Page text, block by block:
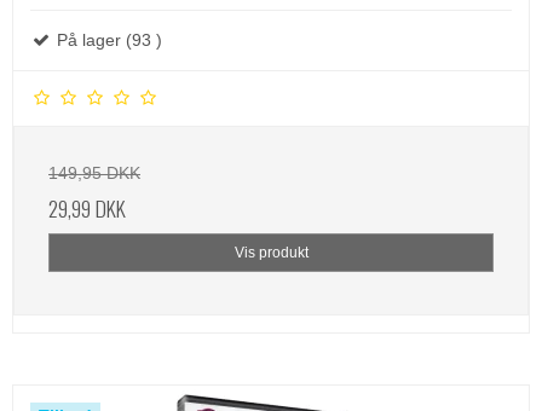
På lager (93 )
149,95 DKK
29,99 DKK
Vis produkt